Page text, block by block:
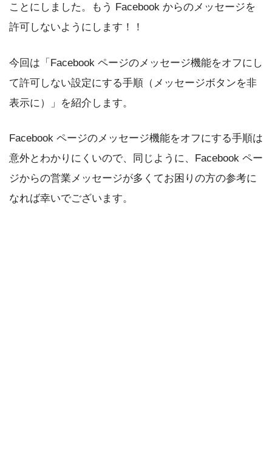
ことにしました。もう Facebook からのメッセージを
許可しないようにします！！
今回は「Facebook ページのメッセージ機能をオフにし
て許可しない設定にする手順（メッセージボタンを非
表示に）」を紹介します。
Facebook ページのメッセージ機能をオフにする手順は
意外とわかりにくいので、同じように、Facebook ペー
ジからの営業メッセージが多くてお困りの方の参考に
なれば幸いでございます。